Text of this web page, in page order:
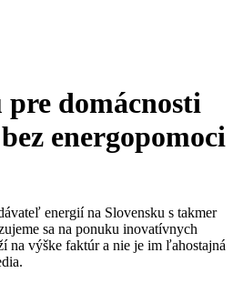
domácnosti
energopomoci
energií na Slovensku s takmer
sa na ponuku inovatívnych
na výške faktúr a nie je im ľahostajná